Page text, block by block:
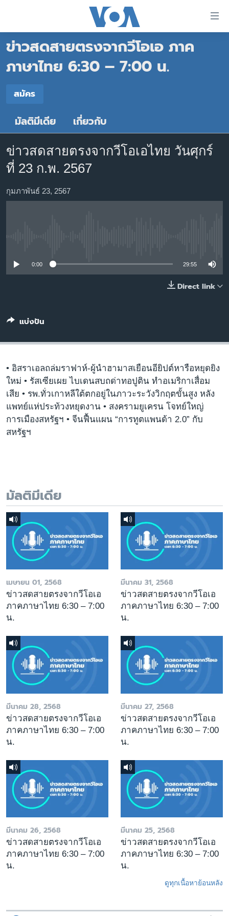
ต่อ
ไป
หลัก
หน้า
หลัก
ข้าม
ไป
การ
หน้าหลัก
โลก
เอเชีย
ไทย
ธุรกิจ
วิทยาศาสตร์
ไลฟ์สไตล์
ข่าวสดสายตรงจากวีโอเอ ภาค
ภาษาไทย 6:30 – 7:00 น.
สมัคร
Spotify
สมัคร
มัลติมีเดีย เกี่ยวกับ
ข่าวสดสายตรงจากวีโอเอไทย วันศุกร์
ที่ 23 ก.พ. 2567
กุมภาพันธ์ 23, 2567
0:00 29:55
Direct link
แบ่งปัน
• อิสราเอลถล่มราฟาห์-ผู้นำฮามาสเยือนอียิปต์หารือหยุดยิง
ใหม่ • รัสเซียเผย ไบเดนสบถด่าทอปูติน ทำอเมริกาเสื่อม
เสีย • รพ.ทั่วเกาหลีใต้ตกอยู่ในภาวะระวังวิกฤตขั้นสูง หลัง
แพทย์แห่ประท้วงหยุดงาน • สงครามยูเครน โจทย์ใหญ่
การเมืองสหรัฐฯ • จีนฟื้นแผน “การทูตแพนด้า 2.0” กับ
สหรัฐฯ
มัลติมีเดีย
เมษายน 01, 2568
ข่าวสดสายตรงจากวีโอเอ
ภาคภาษาไทย 6:30 – 7:00
น.
มีนาคม 31, 2568
ข่าวสดสายตรงจากวีโอเอ
ภาคภาษาไทย 6:30 – 7:00
น.
มีนาคม 28, 2568
ข่าวสดสายตรงจากวีโอเอ
ภาคภาษาไทย 6:30 – 7:00
น.
มีนาคม 27, 2568
ข่าวสดสายตรงจากวีโอเอ
ภาคภาษาไทย 6:30 – 7:00
น.
มีนาคม 26, 2568
ข่าวสดสายตรงจากวีโอเอ
ภาคภาษาไทย 6:30 – 7:00
น.
มีนาคม 25, 2568
ข่าวสดสายตรงจากวีโอเอ
ภาคภาษาไทย 6:30 – 7:00
น.
ดูทุกเนื้อหาย้อนหลัง